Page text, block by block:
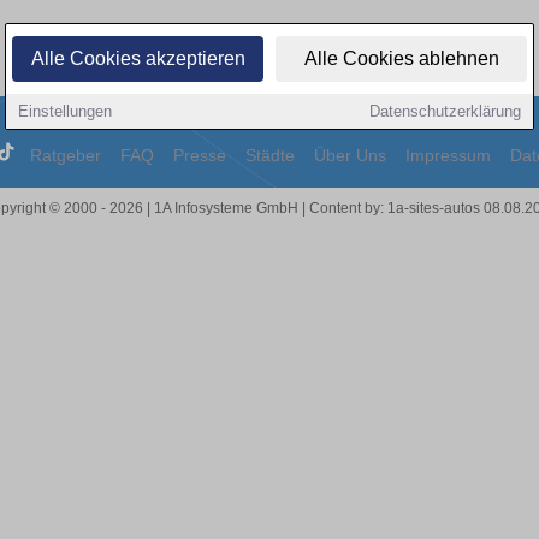
Alle Cookies akzeptieren Alle Cookies ablehnen
Einstellungen Datenschutzerklärung
Ratgeber FAQ Presse Städte Über Uns Impressum
© 2000 - 2026 | 1A Infosysteme GmbH | Content by: 1a-sites-autos